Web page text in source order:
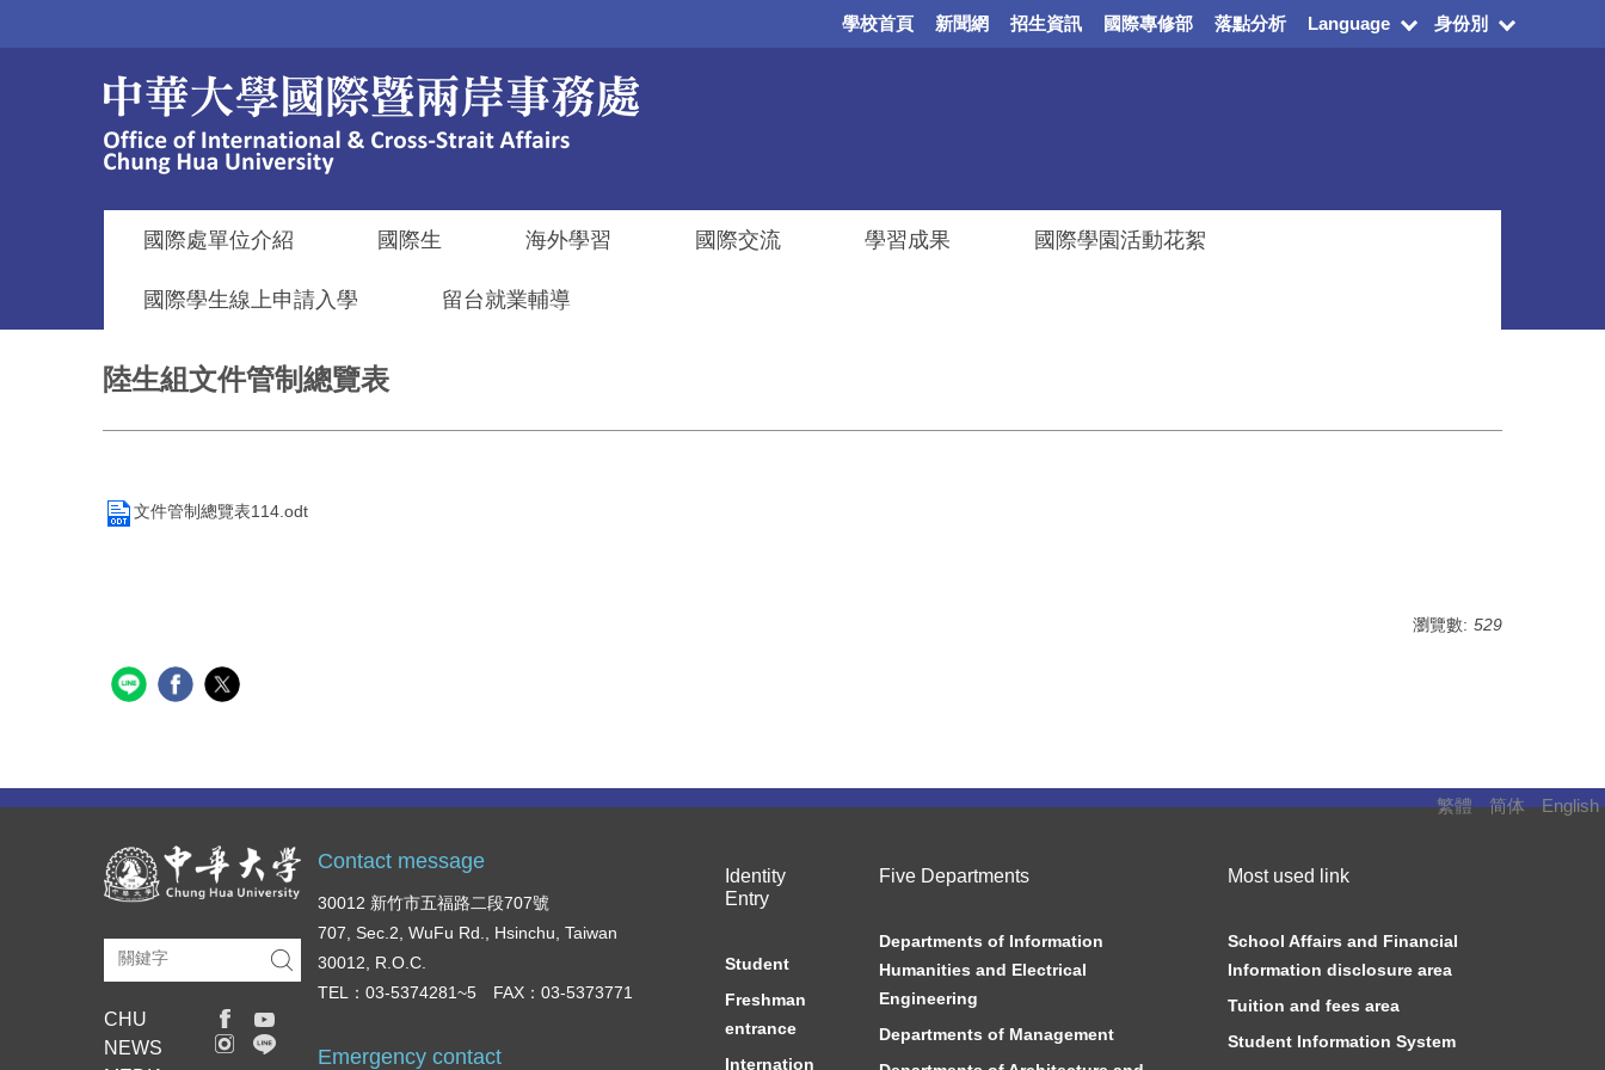
學校首頁 新聞網 招生資訊 國際專修部 落點分析 Language 身份別
國際處單位介紹 國際生 海外學習 國際交流 學習成果 國際學園活動花絮
國際學生線上申請入學 留台就業輔導
陸生組文件管制總覽表
文件管制總覽表114.odt
瀏覽數: 529
繁體 简体 English
CHU
NEWS
Contact message
30012 新竹市五福路二段707號
707, Sec.2, WuFu Rd., Hsinchu, Taiwan
30012, R.O.C.
TEL：03-5374281~5 FAX：03-5373771
Emergency contact
Identity
Entry
Student
Freshman
entrance
Internation
Five Departments
Departments of Information
Humanities and Electrical
Engineering
Departments of Management
Most used link
School Affairs and Financial
Information disclosure area
Tuition and fees area
Student Information System